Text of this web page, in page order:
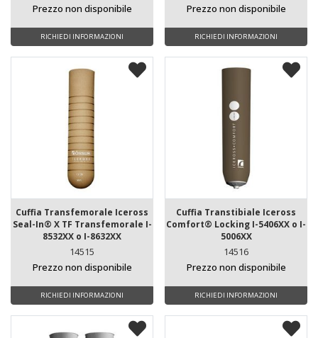
Prezzo non disponibile
RICHIEDI INFORMAZIONI
Prezzo non disponibile
RICHIEDI INFORMAZIONI
Cuffia Transfemorale Iceross
Seal-In® X TF Transfemorale I-
8532XX o I-8632XX
14515
Prezzo non disponibile
RICHIEDI INFORMAZIONI
Cuffia Transtibiale Iceross
Comfort® Locking I-5406XX o I-
5006XX
14516
Prezzo non disponibile
RICHIEDI INFORMAZIONI